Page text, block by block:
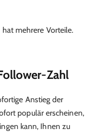
mehrere Vorteile.
Zahl
Anstieg der
populär erscheinen,
kann, Ihnen zu